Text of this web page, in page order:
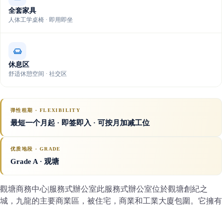
全套家具
人体工学桌椅 · 即用即坐
休息区
舒适休憩空间 · 社交区
弹性租期 · FLEXIBILITY
最短一个月起 · 即签即入 · 可按月加减工位
优质地段 · GRADE
Grade A· 观塘
觀塘商務中心|服務式辦公室此服務式辦公室位於觀塘創紀之
城，九龍的主要商業區，被住宅，商業和工業大廈包圍。它擁有